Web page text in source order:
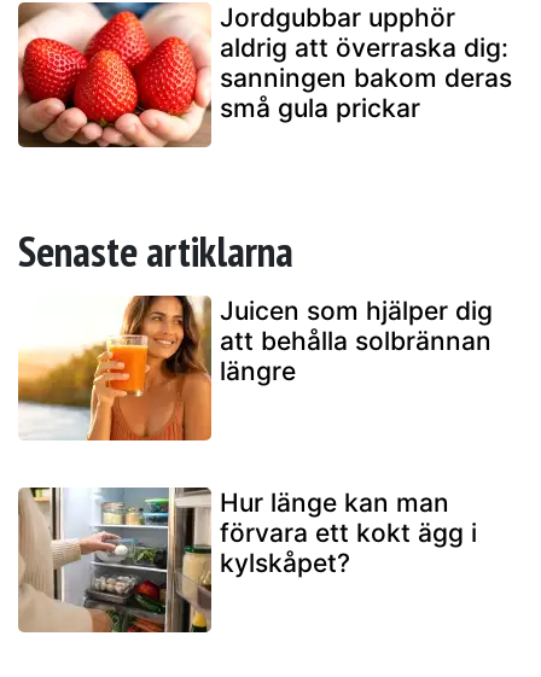
Jordgubbar upphör
aldrig att överraska dig:
sanningen bakom deras
små gula prickar
Senaste artiklarna
Juicen som hjälper dig
att behålla solbrännan
längre
Hur länge kan man
förvara ett kokt ägg i
kylskåpet?